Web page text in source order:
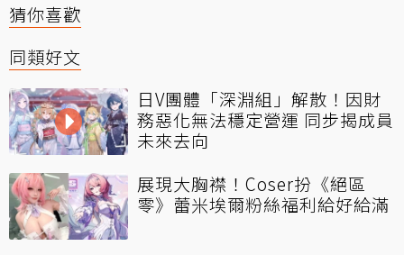
猜你喜歡
同類好文
日V團體「深淵組」解散！因財
務惡化無法穩定營運 同步揭成員
未來去向
展現大胸襟！Coser扮《絕區
零》蕾米埃爾粉絲福利給好給滿